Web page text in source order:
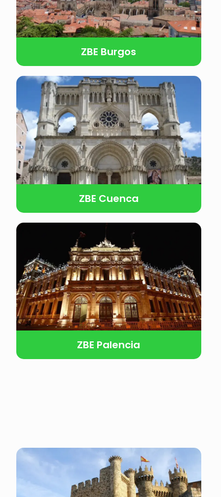
ZBE Burgos
ZBE Cuenca
ZBE Palencia